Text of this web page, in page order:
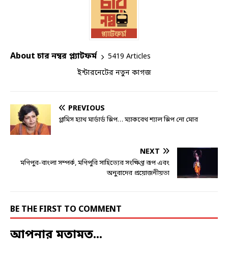
About চার নম্বর প্ল্যাটফর্ম
5419 Articles
ইন্টারনেটের নতুন কাগজ
PREVIOUS
গ্লামিস হ্যাথ মার্ডার্ড স্লিপ… ম্যাকবেথ শ্যাল স্লিপ নো মোর
NEXT
মণিপুর-বাংলা সম্পর্ক, মণিপুরি সাহিত্যের সংক্ষিপ্ত রূপ এবং
অনুবাদের প্রয়োজনীয়তা
BE THE FIRST TO COMMENT
আপনার মতামত...